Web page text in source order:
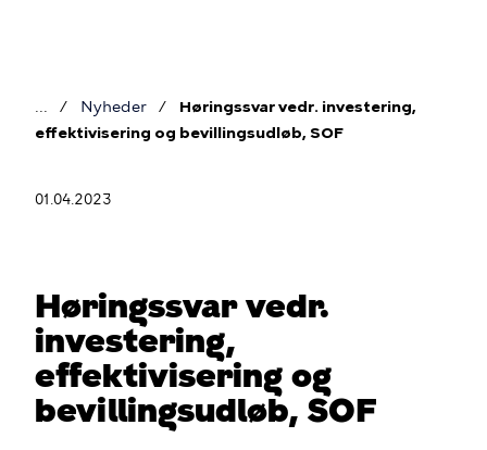
Brødkrumme
Nyheder
Høringssvar vedr. investering,
effektivisering og bevillingsudløb, SOF
01.04.2023
Høringssvar vedr.
investering,
effektivisering og
bevillingsudløb, SOF